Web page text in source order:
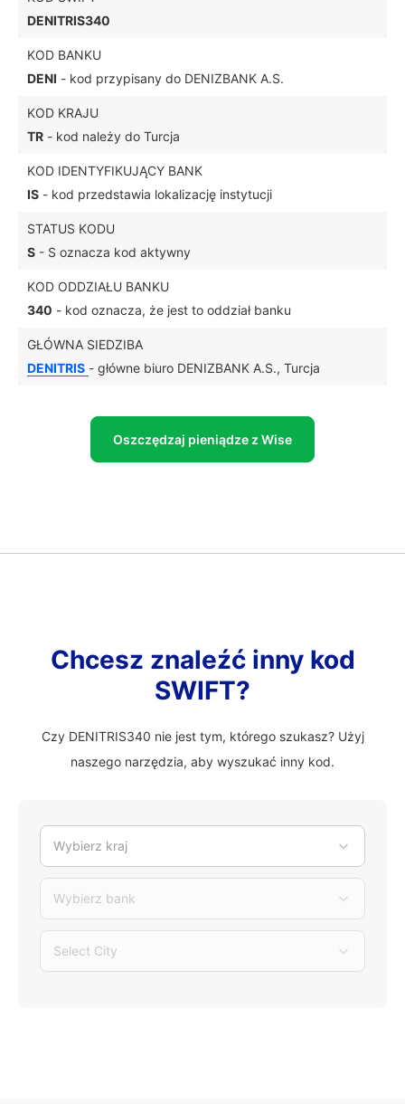
DENITRIS340
KOD BANKU
DENI - kod przypisany do DENIZBANK A.S.
KOD KRAJU
TR - kod należy do Turcja
KOD IDENTYFIKUJĄCY BANK
IS - kod przedstawia lokalizację instytucji
STATUS KODU
S - S oznacza kod aktywny
KOD ODDZIAŁU BANKU
340 - kod oznacza, że jest to oddział banku
GŁÓWNA SIEDZIBA
DENITRIS - główne biuro DENIZBANK A.S., Turcja
Oszczędzaj pieniądze z Wise
Chcesz znaleźć inny kod
SWIFT?
Czy DENITRIS340 nie jest tym, którego szukasz? Użyj
naszego narzędzia, aby wyszukać inny kod.
Wybierz kraj
Wybierz bank
Select City